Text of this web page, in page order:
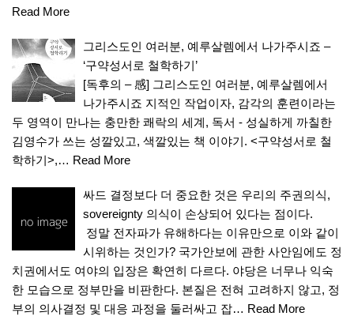
Read More
그리스도인 여러분, 예루살렘에서 나가주시죠 –
‘구약성서로 철학하기’
[독후의 – 感] 그리스도인 여러분, 예루살렘에서
나가주시죠 지적인 작업이자, 감각의 훈련이라는
두 영역이 만나는 충만한 쾌락의 세계, 독서 - 성실하게 까칠한
김영수가 쓰는 성깔있고, 색깔있는 책 이야기. <구약성서로 철
학하기>,… Read More
싸드 결정보다 더 중요한 것은 우리의 주권의식,
sovereignty 의식이 손상되어 있다는 점이다.
정말 전자파가 유해하다는 이유만으로 이와 같이
시위하는 것인가? 국가안보에 관한 사안임에도 정
치권에서도 여야의 입장은 확연히 다르다. 야당은 너무나 익숙
한 모습으로 정부만을 비판한다. 본질은 전혀 고려하지 않고, 정
부의 의사결정 및 대응 과정을 둘러싸고 잡… Read More